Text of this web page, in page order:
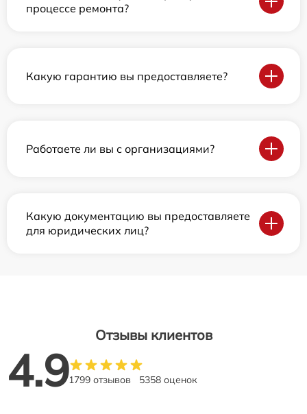
процессе ремонта?
Какую гарантию вы предоставляете?
Работаете ли вы с организациями?
Какую документацию вы предоставляете
для юридических лиц?
Отзывы клиентов
4.91799 отзывов 5358 оценок